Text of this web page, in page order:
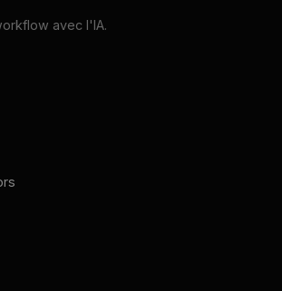
avec l'IA.